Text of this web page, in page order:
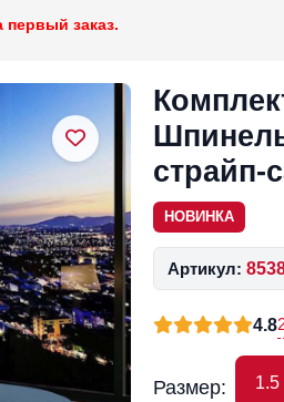
первый заказ.
страйп-
НОВИНКА
Артикул:
4.8
Размер: 1.5